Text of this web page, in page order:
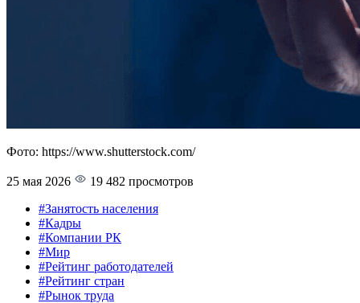
Фото: https://www.shutterstock.com/
25 мая 2026
19 482 просмотров
#Занятость населения
#Кадры
#Компании РК
#Мир
#Рейтинг работодателей
#Рейтинг стран
#Рынок труда